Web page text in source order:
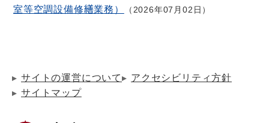
室等空調設備修繕業務）
2026年07月02日
サイトの運営について
アクセシビリティ方針
サイトマップ